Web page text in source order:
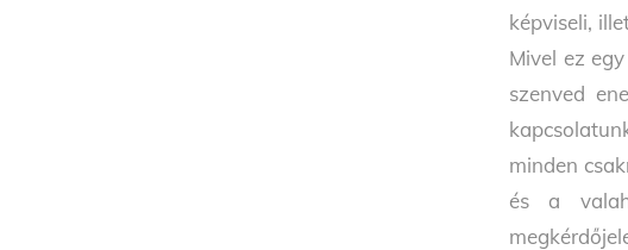
képviseli,
Mivel ez
szenved
minden
és a